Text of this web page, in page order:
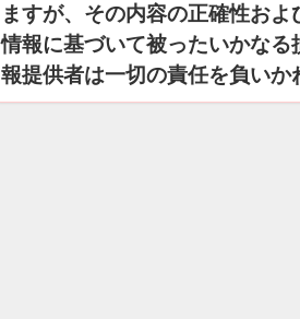
ますが、その内容の正確性お
情報に基づいて被ったいかな
報提供者は一切の責任を負いか